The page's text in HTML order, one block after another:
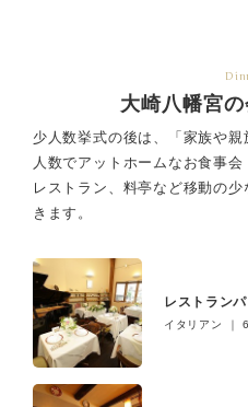
大崎八幡宮
少人数挙式の後は、「家族や
人数でアットホームなお食事会
レストラン、料亭など移動の
きます。
レストラン
イタリアン ｜